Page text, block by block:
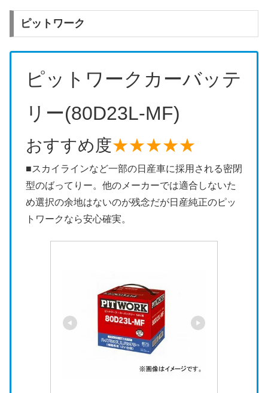
ピットワーク
ピットワークカーバッテ
リー(80D23L-MF)
おすすめ度★★★★★
■スカイラインなど一部の日産車に採用される密閉
型のばってりー。他のメーカーでは適合しないた
め選択の余地はないのが残念だが日産純正のピッ
トワークなら安心確実。